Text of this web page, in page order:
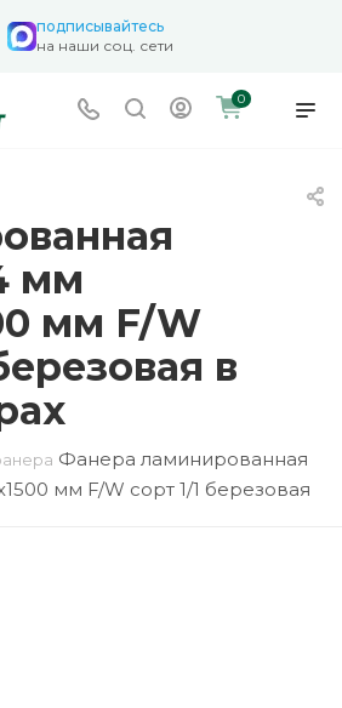
подписывайтесь
на наши соц. сети
0
мм
мм F/W
в
Фанера ламинированная
мм F/W сорт 1/1 березовая